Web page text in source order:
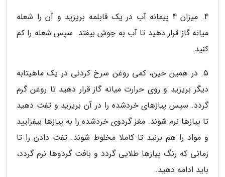
4. میزان 4 پیمانه آب در یک قابلمه بریزید و آن را شعله
میانه گاز قرار دهید تا آب به جوش بیفتد. سپس شعله را کم
کنید.
5. در همین حین، کمی روغن سرخ کردنی در یک ماهیتابه
دیگر بریزید و روی حرارت میانه گاز قرار دهید تا روغن گرم
گردد. سپس پیازهای خردشده را در آن بریزید و تفت دهید
تا پیازها نرم شوند. مغز گردوی خردشده را به پیازها بیفزایید
و مواد را هم بزنید تا کاملا مخلوط شوند. تفت دادن را تا
زمانی که رنگ پیازها طلایی گردد و بافت گردوها نرم گردد،
باید ادامه دهید.